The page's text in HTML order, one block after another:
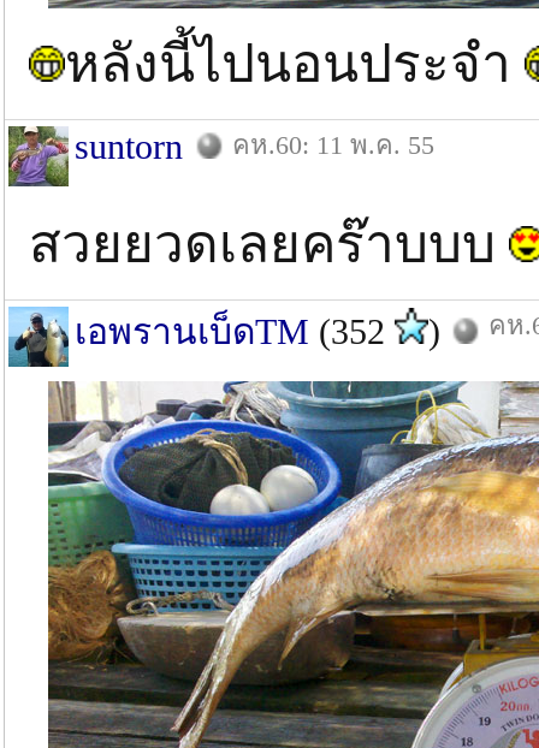
หลังนี้ไปนอนประจำ
suntorn คห.60: 11 พ.ค. 55
สวยยวดเลยคร๊าบบบ
เอพรานเบ็ดTM (352 ) คห